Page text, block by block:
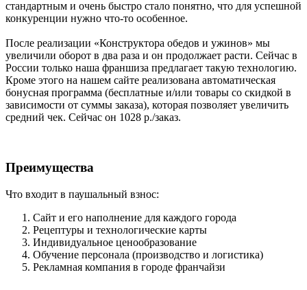
стандартным и очень быстро стало понятно, что для успешной
конкуренции нужно что-то особенное.
После реализации «Конструктора обедов и ужинов» мы
увеличили оборот в два раза и он продолжает расти. Сейчас в
России только наша франшиза предлагает такую технологию.
Кроме этого на нашем сайте реализована автоматическая
бонусная программа (бесплатные и/или товары со скидкой в
зависимости от суммы заказа), которая позволяет увеличить
средний чек. Сейчас он 1028 р./заказ.
Преимущества
Что входит в паушальный взнос:
Сайт и его наполнение для каждого города
Рецептуры и технологические карты
Индивидуальное ценообразование
Обучение персонала (производство и логистика)
Рекламная компания в городе франчайзи